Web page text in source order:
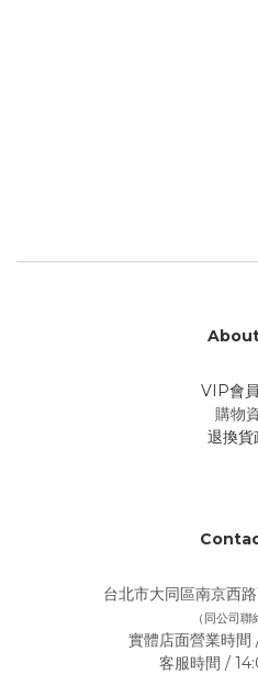
VIP會
購物
退換貨
台北市大同區南京西
（同公司聯
實體店面營業時
客服時間 /